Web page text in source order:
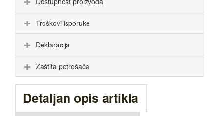
Troškovi isporuke
Deklaracija
Zaštita potrošača
Detaljan opis artikla